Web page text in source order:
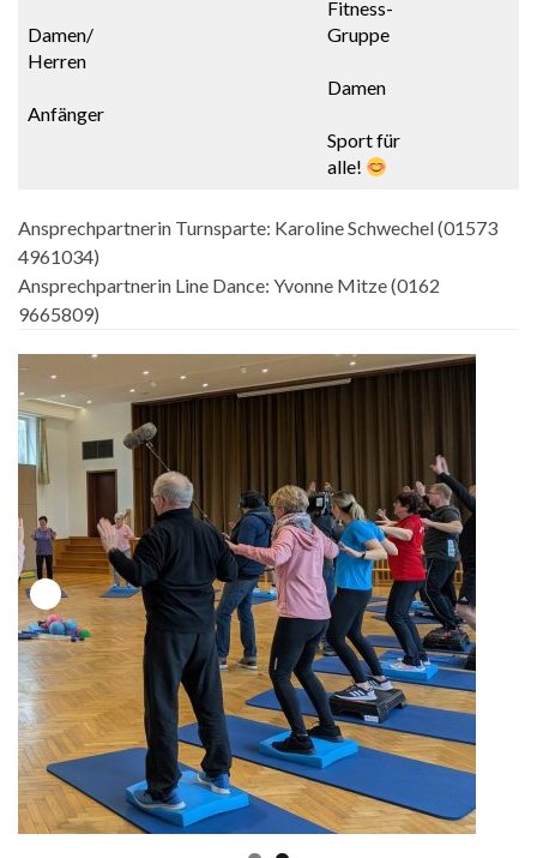
Damen/
Herren
Anfänger
Fitness-
Gruppe
Damen
Sport für
alle!
Ansprechpartnerin Turnsparte: Karoline Schwechel (01573
4961034)
Ansprechpartnerin Line Dance: Yvonne Mitze (0162
9665809)